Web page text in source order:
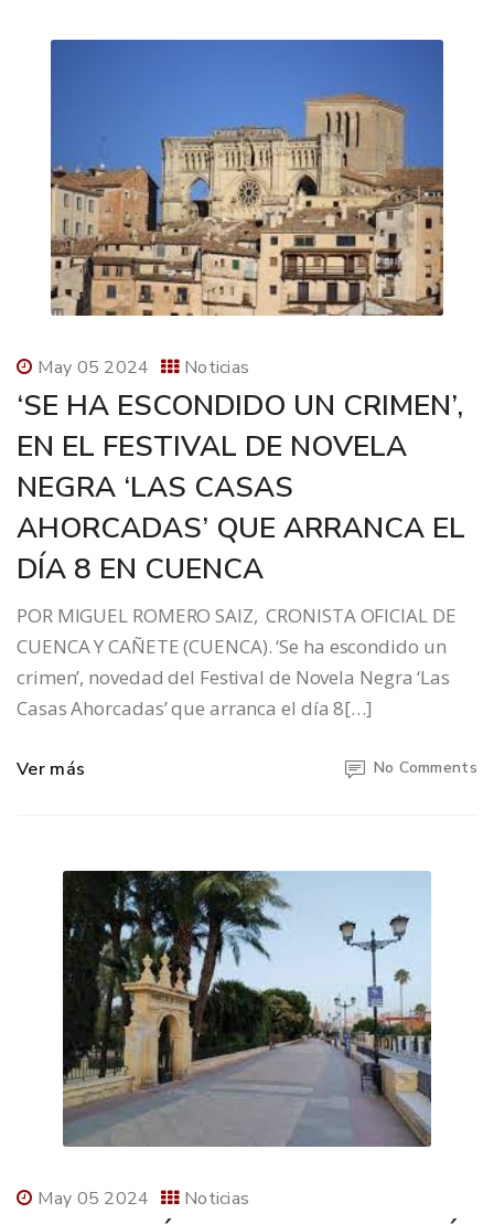
May 05 2024 Noticias
‘SE HA ESCONDIDO UN CRIMEN’,
EN EL FESTIVAL DE NOVELA
NEGRA ‘LAS CASAS
AHORCADAS’ QUE ARRANCA EL
DÍA 8 EN CUENCA
POR MIGUEL ROMERO SAIZ, CRONISTA OFICIAL DE
CUENCA Y CAÑETE (CUENCA). ‘Se ha escondido un
crimen’, novedad del Festival de Novela Negra ‘Las
Casas Ahorcadas’ que arranca el día 8[…]
Ver más No Comments
May 05 2024 Noticias